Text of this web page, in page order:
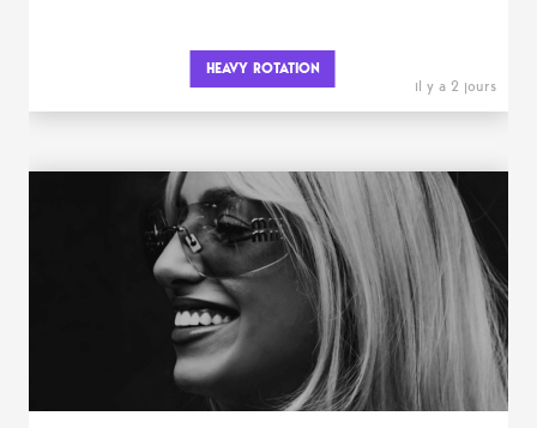
HEAVY ROTATION
il y a 2 jours